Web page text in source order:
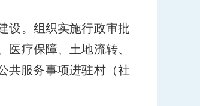
设。组织实施行政审批
疗保障、土地流转、
共服务事项进驻村（社